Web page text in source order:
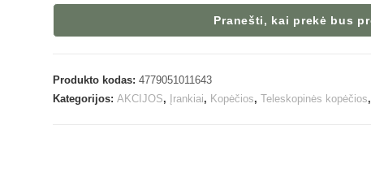
Pranešti, kai prekė bus
Produkto kodas: 4779051011643
Kategorijos: AKCIJOS, Įrankiai, Kopėčios, Teleskopinės kopėčios,